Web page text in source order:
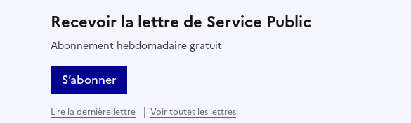
Recevoir la lettre de Service Public
Abonnement hebdomadaire gratuit
S’abonner
Lire la dernière lettre Voir toutes les lettres